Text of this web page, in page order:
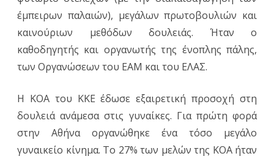
έμπειρων παλαιών), μεγάλων πρωτοβουλιών και
καινούριων μεθόδων δουλειάς. Ήταν ο
καθοδηγητής και οργανωτής της ένοπλης πάλης,
των Οργανώσεων του ΕΑΜ και του ΕΛΑΣ.
Η ΚΟΑ του ΚΚΕ έδωσε εξαιρετική προσοχή στη
δουλειά ανάμεσα στις γυναίκες. Για πρώτη φορά
στην Αθήνα οργανώθηκε ένα τόσο μεγάλο
γυναικείο κίνημα. Το 27% των μελών της ΚΟΑ ήταν